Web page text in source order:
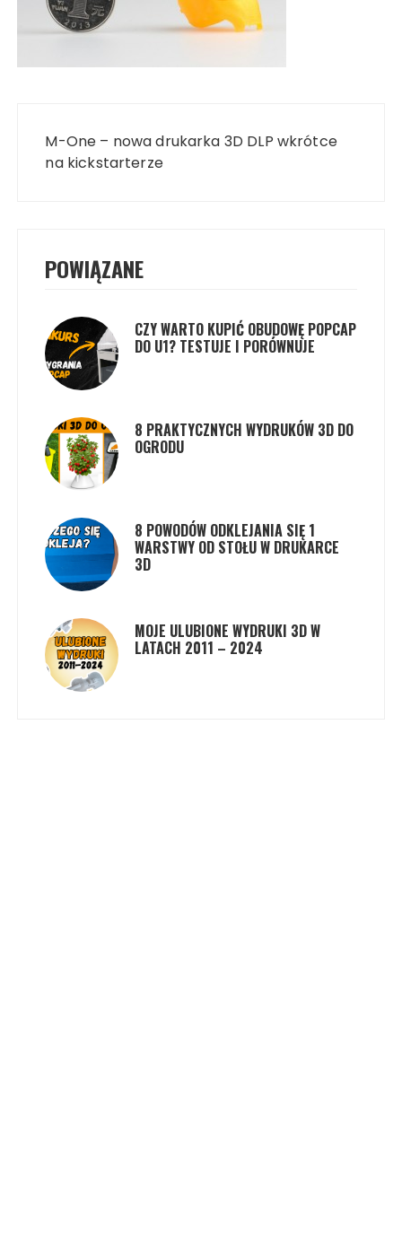
wpisu
M-One – nowa drukarka 3D DLP wkrótce
na kickstarterze
POWIĄZANE
CZY WARTO KUPIĆ OBUDOWĘ POPCAP
DO U1? TESTUJE I PORÓWNUJE
8 PRAKTYCZNYCH WYDRUKÓW 3D DO
OGRODU
8 POWODÓW ODKLEJANIA SIĘ 1
WARSTWY OD STOŁU W DRUKARCE
3D
MOJE ULUBIONE WYDRUKI 3D W
LATACH 2011 – 2024